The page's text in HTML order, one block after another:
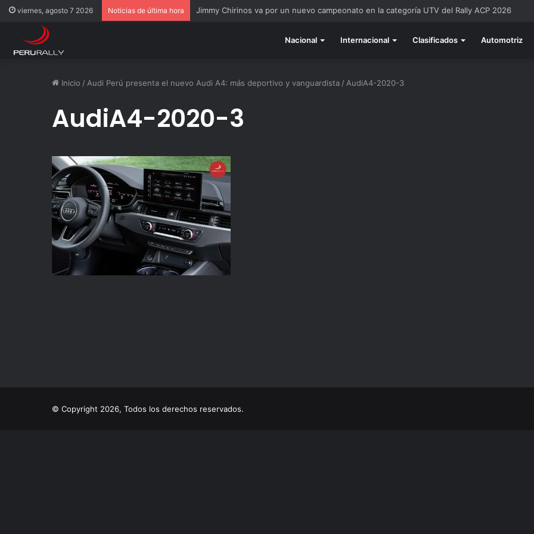
viernes, agosto 7 2026 Noticias de última hora Jimmy Chirinos va por un nuevo campeonato en la categoría UTV del Rally ACP 2026
Nacional Internacional Clasificados Automotriz
Inicio / Audi Perú presenta el nuevo Audi A4: más deportivo y vanguardista / AudiA4-2020-3
AudiA4-2020-3
© Copyright 2026, Todos los derechos reservados.